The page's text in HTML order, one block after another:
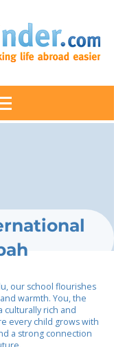
our school flourishes
warmth. You, the
culturally rich and
every child grows with
a strong connection